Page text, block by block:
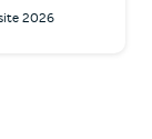
2026